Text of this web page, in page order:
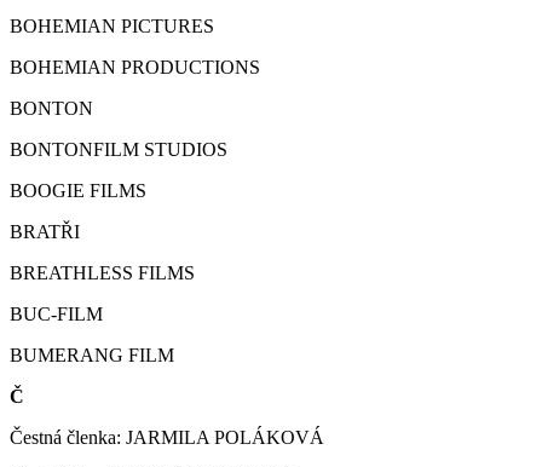
BOHEMIAN PICTURES
BOHEMIAN PRODUCTIONS
BONTON
BONTONFILM STUDIOS
BOOGIE FILMS
BRATŘI
BREATHLESS FILMS
BUC-FILM
BUMERANG FILM
Č
Čestná členka: JARMILA POLÁKOVÁ